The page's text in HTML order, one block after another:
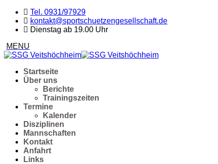
Tel. 0931/97929
kontakt@sportschuetzengesellschaft.de
Dienstag ab 19.00 Uhr
Startseite
Über uns
Berichte
Trainingszeiten
Termine
Kalender
Disziplinen
Mannschaften
Kontakt
Anfahrt
Links